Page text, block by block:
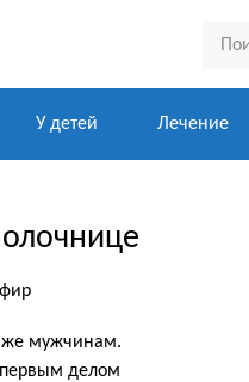
У детей Лечение
мужчинам.
первым делом